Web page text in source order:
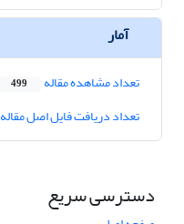
آمار
تعداد مشاهده مقاله 499
تعداد دریافت فایل اصل مقاله
دسترسی سریع